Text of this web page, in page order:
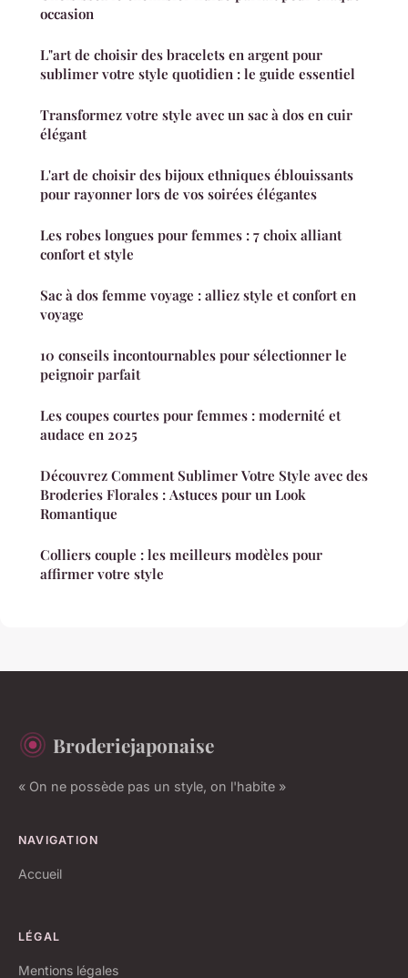
occasion
L"art de choisir des bracelets en argent pour
sublimer votre style quotidien : le guide essentiel
Transformez votre style avec un sac à dos en cuir
élégant
L'art de choisir des bijoux ethniques éblouissants
pour rayonner lors de vos soirées élégantes
Les robes longues pour femmes : 7 choix alliant
confort et style
Sac à dos femme voyage : alliez style et confort en
voyage
10 conseils incontournables pour sélectionner le
peignoir parfait
Les coupes courtes pour femmes : modernité et
audace en 2025
Découvrez Comment Sublimer Votre Style avec des
Broderies Florales : Astuces pour un Look
Romantique
Colliers couple : les meilleurs modèles pour
affirmer votre style
Broderiejaponaise
« On ne possède pas un style, on l'habite »
NAVIGATION
Accueil
LÉGAL
Mentions légales